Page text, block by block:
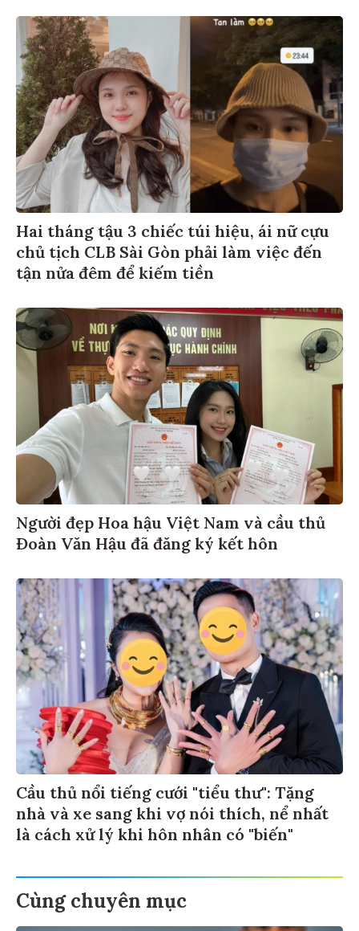
Hai tháng tậu 3 chiếc túi hiệu, ái nữ cựu
chủ tịch CLB Sài Gòn phải làm việc đến
tận nửa đêm để kiếm tiền
Người đẹp Hoa hậu Việt Nam và cầu thủ
Đoàn Văn Hậu đã đăng ký kết hôn
Cầu thủ nổi tiếng cưới "tiểu thư": Tặng
nhà và xe sang khi vợ nói thích, nể nhất
là cách xử lý khi hôn nhân có "biến"
Cùng chuyên mục